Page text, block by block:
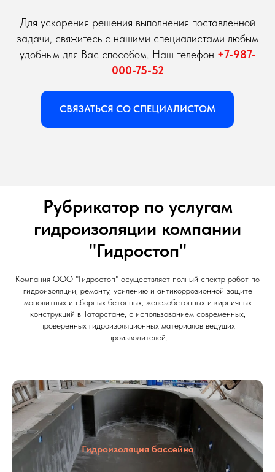
Все материалы BARS
000-75-52
СВЯЗАТЬСЯ СО СПЕЦИАЛИСТОМ
Рубрикатор по услугам
"Гидростоп"
Компания ООО "Гидростоп" осуществляет полный спектр работ по
гидроизоляции, ремонту, усилению и антикоррозионной защите
монолитных и сборных бетонных, железобетонных и кирпичных
конструкций в Татарстане, с использованием современных,
проверенных гидроизоляционных материалов ведущих